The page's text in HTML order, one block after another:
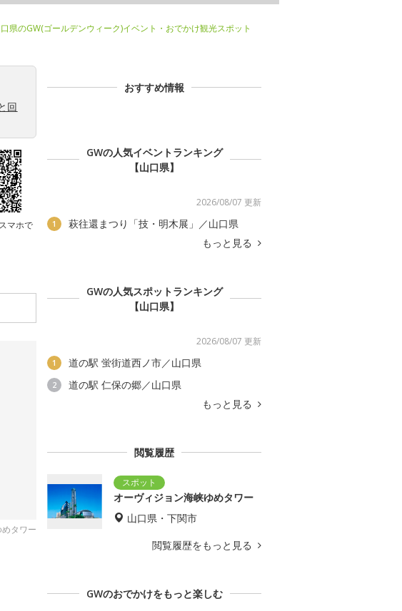
県のGW(ゴールデンウィーク)イベント・おでかけ観光スポット
回
マホで
タワー
おすすめ情報
GWの人気イベントランキング
【山口県】
2026/08/07 更新
1
萩往還まつり「技・明木展」／山口県
もっと見る
GWの人気スポットランキング
【山口県】
2026/08/07 更新
1 道の駅 蛍街道西ノ市／山口県
2
道の駅 仁保の郷／山口県
もっと見る
閲覧履歴
オーヴィジョン海峡ゆめタワー
山口県・下関市
閲覧履歴をもっと見る
GWのおでかけをもっと楽しむ